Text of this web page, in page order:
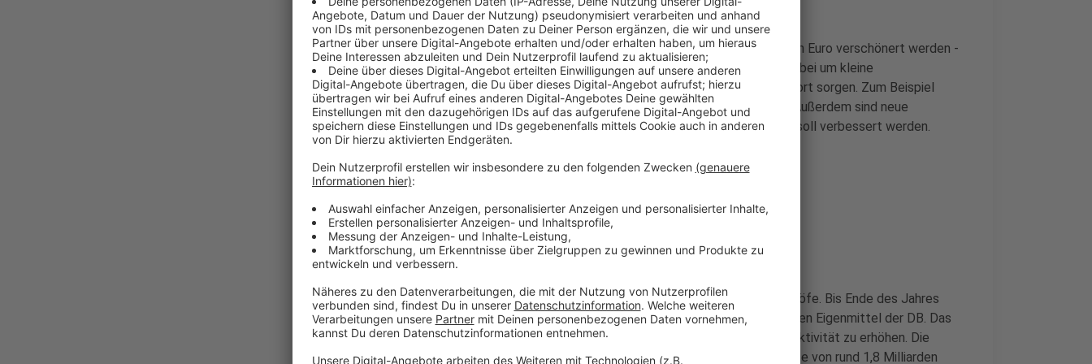
Rund 100 Bahnhöfe in Nordrhein-Westfalen sollen für 1,9 Millionen Euro verschönert werden -
darunter auch der Moerser und Rheinberger. Laut Bahn geht es dabei um kleine
Verbesserungen, die aber sofort sichtbar sind und für mehr Komfort sorgen. Zum Beispiel
werden Fassaden, Decken, Treppen oder Zugänge modernisiert. Außerdem sind neue
Sitzbänke oder Beleuchtungen geplant. Auch die Barrierefreiheit soll verbessert werden.
Anzeige
Programm ergänzt Milliarden-Investitionen
Anzeige
Bundesweit profitieren von dem Sofortprogramm rund 600 Bahnhöfe. Bis Ende des Jahres
2022 fließen bis zu 21,5 Millionen Euro Bundesmittel. Hinzu kommen Eigenmittel der DB. Das
Ziel ist, kurzfristig die Barrierefreiheit zu verbessern und die Attraktivität zu erhöhen. Die
Direktmaßnahmen ergänzen dabei die Investitionen in die Bahnhöfe von rund 1,8 Milliarden